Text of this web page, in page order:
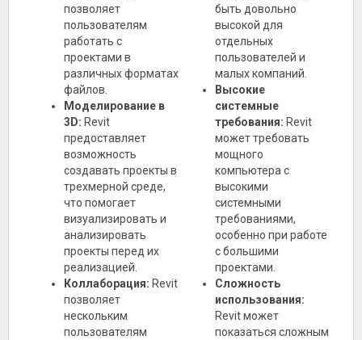
позволяет
пользователям
работать с
проектами в
различных форматах
файлов.
Моделирование в
3D: Revit
предоставляет
возможность
создавать проекты в
трехмерной среде,
что помогает
визуализировать и
анализировать
проекты перед их
реализацией.
Коллаборация: Revit
позволяет
нескольким
пользователям
быть довольно
высокой для
отдельных
пользователей и
малых компаний.
Высокие
системные
требования: Revit
может требовать
мощного
компьютера с
высокими
системными
требованиями,
особенно при работе
с большими
проектами.
Сложность
использования:
Revit может
показаться сложным